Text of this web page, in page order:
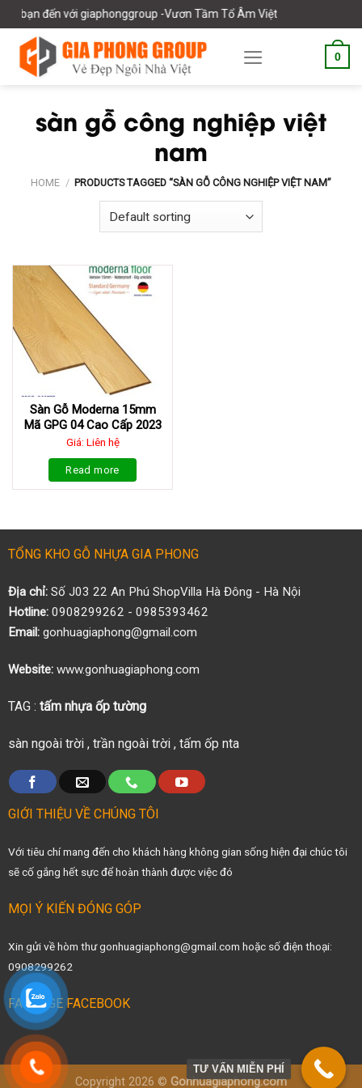
Skip
to
content
bạn đến với giaphonggroup -Vươn Tầm Tổ Âm Việt
0
sàn gỗ công nghiệp việt
nam
HOME / PRODUCTS TAGGED “SÀN GỖ CÔNG NGHIỆP VIỆT NAM”
Sàn Gỗ Moderna 15mm
Mã GPG 04 Cao Cấp 2023
Giá: Liên hệ
Read more
TỔNG KHO GỖ NHỰA GIA PHONG
Địa chỉ:Số J03 22 An Phú ShopVilla Hà Đông - Hà Nội
Hotline:0908299262 - 0985393462
Email:gonhuagiaphong@gmail.com
Website:www.gonhuagiaphong.com
TAG : tấm nhựa ốp tường
sàn ngoài trời, trần ngoài trời, tấm ốp nta
GIỚI THIỆU VỀ CHÚNG TÔI
Với tiêu chí mang đến cho khách hàng không gian sống hiện đại chúc tôi
sẽ cố gắng hết sực để hoàn thành được việc đó
MỌI Ý KIẾN ĐÓNG GÓP
Xin gửi về hòm thư gonhuagiaphong@gmail.com hoặc số điện thoại:
0908299262
FANPAGE FACEBOOK
Copyright 2026 © Gonhuagiaphong.com
TƯ VẤN MIỄN PHÍ